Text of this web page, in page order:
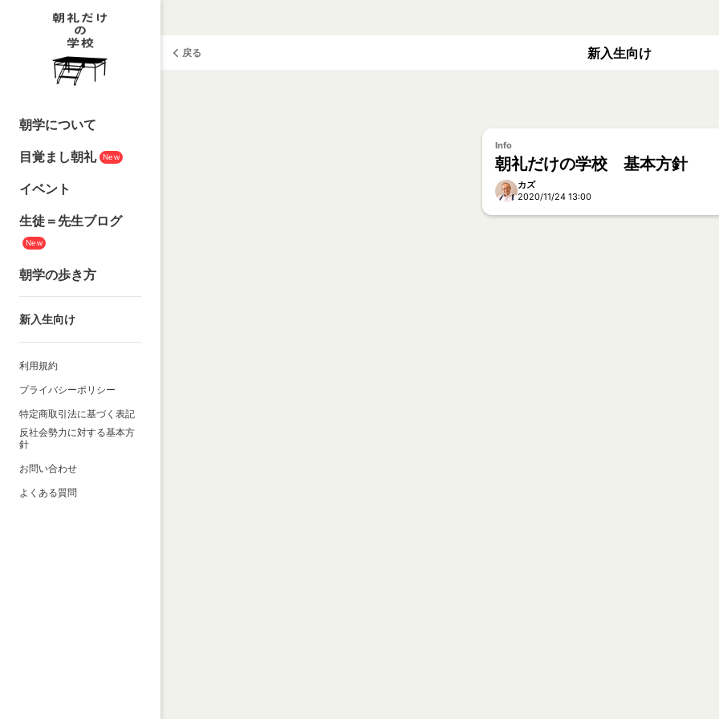
朝学について
目覚まし朝礼
New
イベント
生徒＝先生ブログ
New
朝学の歩き方
新入生向け
利用規約
プライバシーポリシー
特定商取引法に基づく表記
反社会勢力に対する基本方
針
お問い合わせ
よくある質問
戻る 新入生向け
Info
朝礼だけの学校 基本方針
カズ
2020/11/24 13:00